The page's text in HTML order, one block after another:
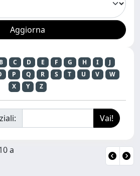
B C D E F G H I
J
P Q R S T U V
W
X
Y Z
a